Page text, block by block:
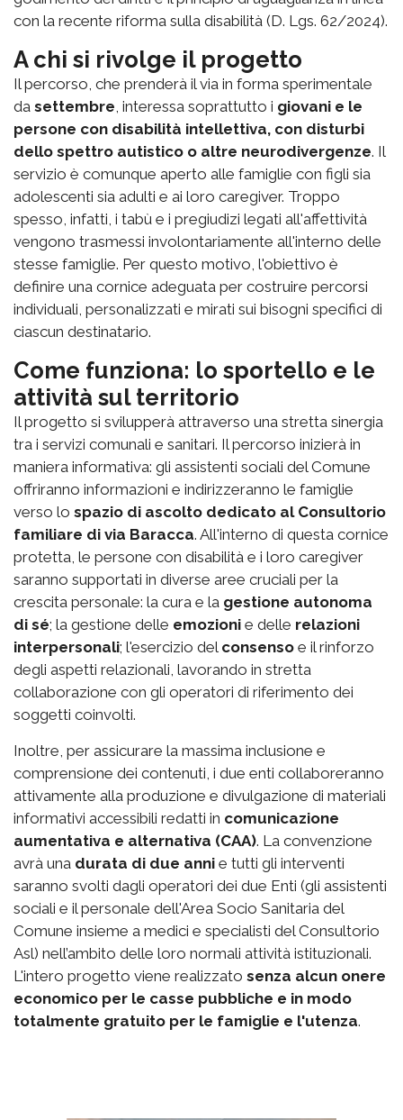
con la recente riforma sulla disabilità (D. Lgs. 62/2024).
A chi si rivolge il progetto
Il percorso, che prenderà il via in forma sperimentale
da settembre, interessa soprattutto i giovani e le
persone con disabilità intellettiva, con disturbi
dello spettro autistico o altre neurodivergenze. Il
servizio è comunque aperto alle famiglie con figli sia
adolescenti sia adulti e ai loro caregiver. Troppo
spesso, infatti, i tabù e i pregiudizi legati all'affettività
vengono trasmessi involontariamente all'interno delle
stesse famiglie. Per questo motivo, l'obiettivo è
definire una cornice adeguata per costruire percorsi
individuali, personalizzati e mirati sui bisogni specifici di
ciascun destinatario.
Come funziona: lo sportello e le
attività sul territorio
Il progetto si svilupperà attraverso una stretta sinergia
tra i servizi comunali e sanitari. Il percorso inizierà in
maniera informativa: gli assistenti sociali del Comune
offriranno informazioni e indirizzeranno le famiglie
verso lo spazio di ascolto dedicato al Consultorio
familiare di via Baracca. All'interno di questa cornice
protetta, le persone con disabilità e i loro caregiver
saranno supportati in diverse aree cruciali per la
crescita personale: la cura e la gestione autonoma
di sé; la gestione delle emozioni e delle relazioni
interpersonali; l'esercizio del consenso e il rinforzo
degli aspetti relazionali, lavorando in stretta
collaborazione con gli operatori di riferimento dei
soggetti coinvolti.
Inoltre, per assicurare la massima inclusione e
comprensione dei contenuti, i due enti collaboreranno
attivamente alla produzione e divulgazione di materiali
informativi accessibili redatti in comunicazione
aumentativa e alternativa (CAA). La convenzione
avrà una durata di due anni e tutti gli interventi
saranno svolti dagli operatori dei due Enti (gli assistenti
sociali e il personale dell'Area Socio Sanitaria del
Comune insieme a medici e specialisti del Consultorio
Asl) nell’ambito delle loro normali attività istituzionali.
L'intero progetto viene realizzato senza alcun onere
economico per le casse pubbliche e in modo
totalmente gratuito per le famiglie e l'utenza.